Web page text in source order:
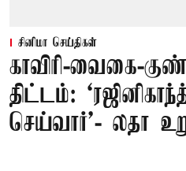
சினிமா செய்திகள்
காவிரி-வைகை-
திட்டம்:
செய்வார்’- லதா